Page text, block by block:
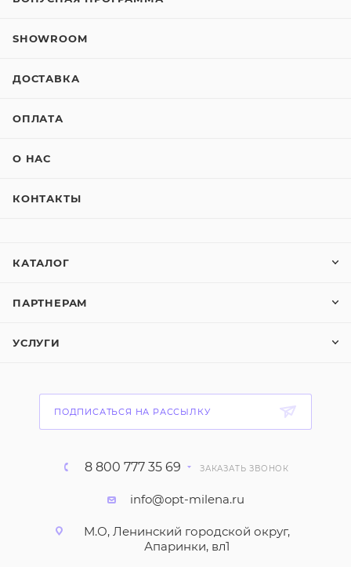
SHOWROOM
ДОСТАВКА
ОПЛАТА
О НАС
КОНТАКТЫ
КАТАЛОГ
ПАРТНЕРАМ
УСЛУГИ
ПОДПИСАТЬСЯ НА РАССЫЛКУ
8 800 777 35 69 ЗАКАЗАТЬ ЗВОНОК
info@opt-milena.ru
М.О, Ленинский городской округ,
Апаринки, вл1